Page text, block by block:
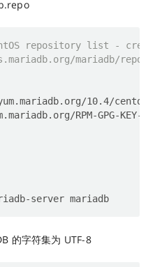
repository list -
mariadb/
的字符集为 UTF-8